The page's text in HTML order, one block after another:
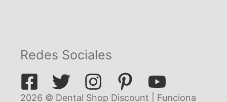
Redes Sociales
2026 © Dental Shop Discount | Funciona